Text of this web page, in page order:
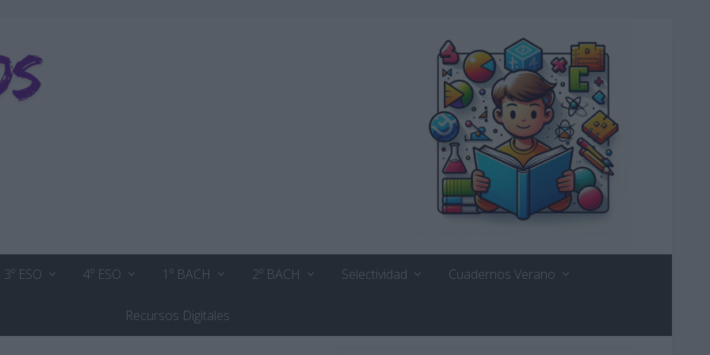
3º ESO 4º ESO 1º BACH 2º BACH Selectividad Cuadernos Verano
Recursos Digitales